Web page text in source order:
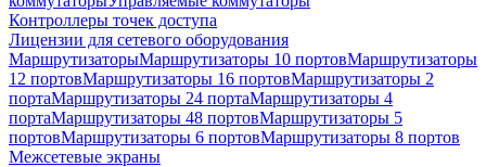
Контроллеры точек доступа
Лицензии для сетевого оборудования
МаршрутизаторыМаршрутизаторы 10 портовМаршрутизаторы
12 портовМаршрутизаторы 16 портовМаршрутизаторы 2
портаМаршрутизаторы 24 портаМаршрутизаторы 4
портаМаршрутизаторы 48 портовМаршрутизаторы 5
портовМаршрутизаторы 6 портовМаршрутизаторы 8 портов
Межсетевые экраны